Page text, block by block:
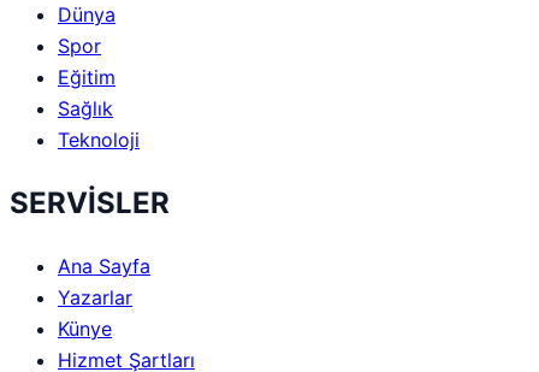
Dünya
Spor
Eğitim
Sağlık
Teknoloji
SERVİSLER
Ana Sayfa
Yazarlar
Künye
Hizmet Şartları